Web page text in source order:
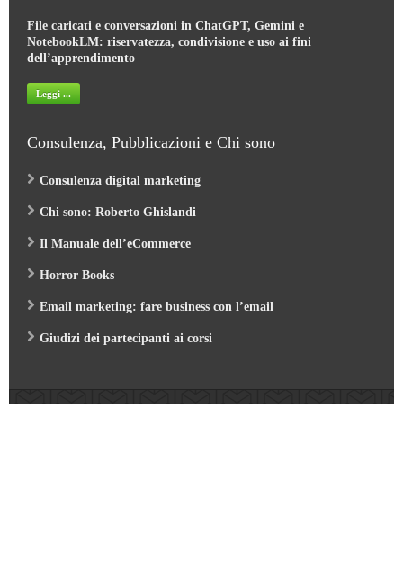
File caricati e conversazioni in ChatGPT, Gemini e
NotebookLM: riservatezza, condivisione e uso ai fini
dell’apprendimento
Leggi ...
Consulenza, Pubblicazioni e Chi sono
Consulenza digital marketing
Chi sono: Roberto Ghislandi
Il Manuale dell’eCommerce
Horror Books
Email marketing: fare business con l’email
Giudizi dei partecipanti ai corsi
Web Marketing Garden- by Roberto Ghislandi © 2026